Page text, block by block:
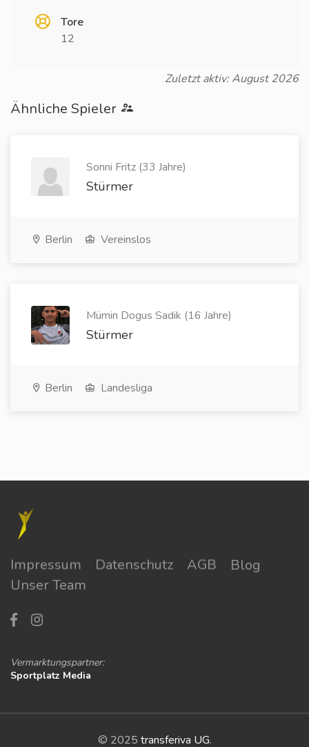
Tore
12
Zuletzt aktiv: August 2026
Ähnliche Spieler
Sonni Fritz (33 Jahre)
Stürmer
Berlin Vereinslos
Mümin Dogus Sadik (16 Jahre)
Stürmer
Berlin Landesliga
Impressum Datenschutz AGB
Blog
Unser Team
Vermarktungspartner:
Sportplatz Media
© 2025 transferiva UG.